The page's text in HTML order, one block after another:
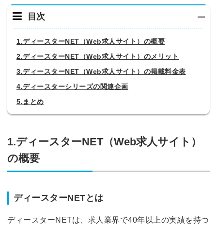
目次
1.ディースターNET（Web求人サイト）の概要
2.ディースターNET（Web求人サイト）のメリット
3.ディースターNET（Web求人サイト）の掲載料金表
4.ディースターシリーズの関連企画
5.まとめ
1.ディースターNET（Web求人サイト）
の概要
ディースターNETとは
ディースターNETは、求人業界で40年以上の実績を持つ